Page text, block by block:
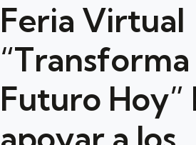
Feria Virtual
Futuro Hoy”